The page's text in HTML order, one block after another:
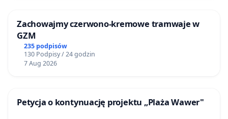
Zachowajmy czerwono-kremowe tramwaje w
GZM
235 podpisów
130 Podpisy / 24 godzin
7 Aug 2026
Petycja o kontynuację projektu „Plaża Wawer"